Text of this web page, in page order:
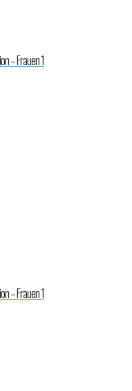
– Frauen 1
– Frauen 1